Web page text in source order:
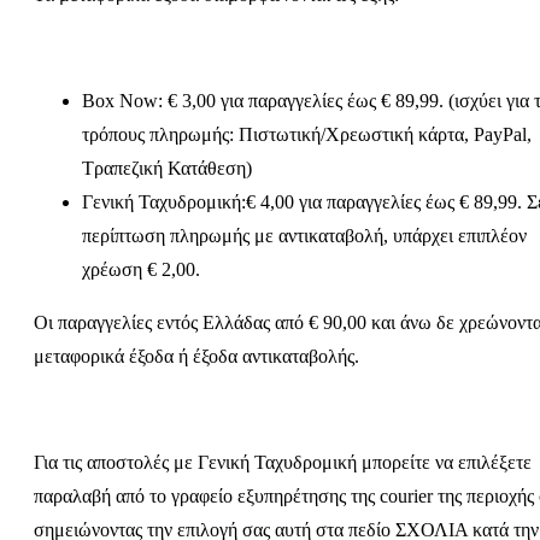
κακόβουλων ενεργειών.
Περισσότερα για τηνε Ευρωπαϊκή νομοθεσία σχετικά με τις
επιστροφές και τις εγγυήσεις προϊόντων μπορείτε να διαβάσετε
Box Now: € 3,00 για παραγγελίες έως € 89,99. (ισχύει για
τρόπους πληρωμής: Πιστωτική/Χρεωστική κάρτα, PayPal,
Τραπεζική Κατάθεση)
Γενική Ταχυδρομική:€ 4,00 για παραγγελίες έως € 89,99.
περίπτωση πληρωμής με αντικαταβολή, υπάρχει επιπλέον
χρέωση € 2,00.
Οι παραγγελίες εντός Ελλάδας από € 90,00 και άνω δε
μεταφορικά έξοδα ή έξοδα αντικαταβολής.
Για τις αποστολές με Γενική Ταχυδρομική μπορείτε να επιλέξετε
παραλαβή από το γραφείο εξυπηρέτησης της courier της περιοχής
σημειώνοντας την επιλογή σας αυτή στα πεδίο ΣΧΟΛΙΑ κατά την